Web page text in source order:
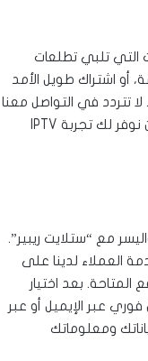
التي تلبي تطلعات
أو اشتراك طويل الأمد
تتردد في التواصل معنا
. هدفنا هو أن نوفر لك تجربة IPTV
مع “ستلايت ريبير”.
العملاء لدينا على
بعد اختيار
عبر الإيميل أو عبر
ومعلوماتك